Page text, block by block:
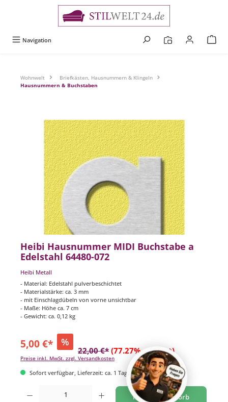
Navigation
Wohnwelt
Briefkästen, Hausnummern & Klingeln
Hausnummern & Buchstaben
Bildergalerie überspringen
Heibi Hausnummer MIDI Buchstabe a
Edelstahl 64480-072
Heibi Metall
- Material: Edelstahl pulverbeschichtet
- Materialstärke: ca. 3 mm
- mit Einschlagdübeln von vorne unsichtbar
- Maße: Höhe ca. 7 cm
- Gewicht: ca. 0,12 kg
5,00 €* %
22,00 €* (77.27% gespart)
Preise inkl. MwSt. zzgl. Versandkosten
Sofort verfügbar, Lieferzeit: ca. 1 Tag
Produkt Anzahl: Gib den gewünschten Wert ein oder benutze die Schaltflächen um
In den Warenkorb